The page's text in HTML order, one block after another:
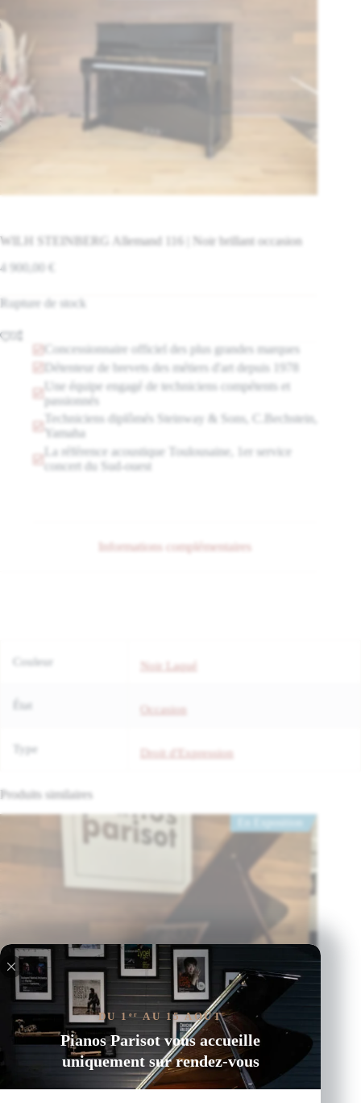
DU 1 er AU 15 AOÛT
Pianos Parisot vous accueille
uniquement sur rendez-vous
WILH STEINBERG Allemand 116 | Noir brillant occasion
4 900,00 €
Rupture de stock
Concessionnaire officiel des plus grandes marques
Détenteur de brevets des métiers d'art depuis 1978
Une équipe engagé de techniciens compétents et
passionnés
Techniciens diplômés Steinway & Sons, C.Bechstein,
Yamaha
La référence acoustique Toulousaine, 1er service
concert du Sud-ouest
Informations complémentaires
Couleur Noir Laqué
État Occasion
Type Droit d'Expression
Produits similaires
En Exposition